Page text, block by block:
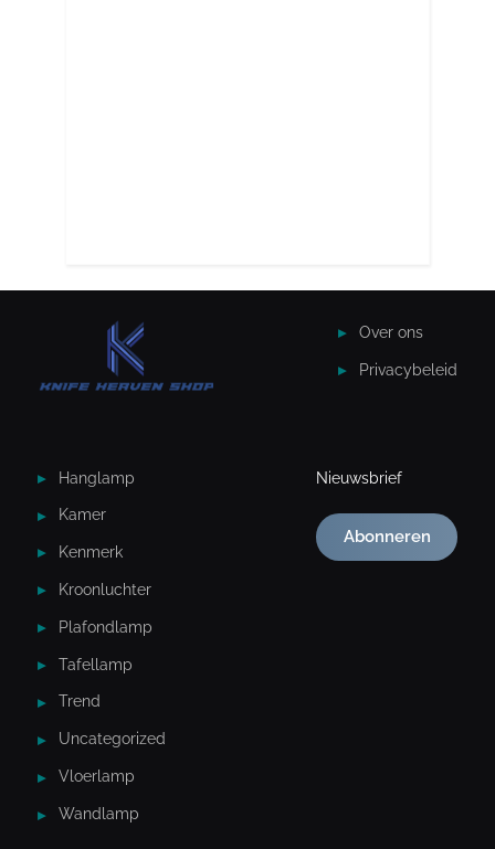
Over ons
Privacybeleid
Hanglamp
Kamer
Kenmerk
Kroonluchter
Plafondlamp
Tafellamp
Trend
Uncategorized
Vloerlamp
Wandlamp
Nieuwsbrief
Abonneren